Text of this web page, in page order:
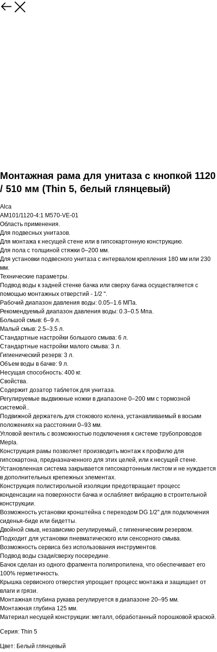
Монтажная рама для унитаза с кнопкой 1120
/ 510 мм (Thin 5, белый глянцевый)
Alca
AM101/1120-4:1 M570-VE-01
Область применения.
Для подвесных унитазов.
Для монтажа к несущей стене или в гипсокартонную конструкцию.
Для пола с толщиной стяжки 0–200 мм.
Для установки подвесного унитаза с интервалом крепления 180 мм или 230
мм.
Технические параметры.
Подвод воды к задней стенке бачка или сверху бачка осуществляется с
помощью монтажных отверстий - 1/2 ".
Рабочий диапазон давления воды: 0.05–1.6 МПа.
Рекомендуемый диапазон давления воды: 0.3–0.5 Мпа.
Большой смыв: 6–9 л.
Малый смыв: 2.5–3.5 л.
Стандартные настройки большого смыва: 6 л.
Стандартные настройки малого смыва: 3 л.
Гигиенический резерв: 3 л.
Объем воды в бачке: 9 л.
Несущая способность: 400 кг.
Свойства.
Содержит дозатор таблеток для унитаза.
Регулируемые выдвижные ножки в диапазоне 0–200 мм с тормозной
системой..
Подвижной держатель для стокового колена, устанавливаемый в восьми
положениях на расстоянии 0–93 мм.
Угловой вентиль с возможностью подключения к системе трубопроводов
Mepla.
Конструкция рамы позволяет производить монтаж к профилю для
гипсокартона, предназначенного для этих целей, или к несущей стене.
Установленная система закрывается гипсокартонным листом и не нуждается
в дополнительных крепежных элементах.
Конструкция полистирольной изоляции предотвращает процесс
конденсации на поверхности бачка и ослабляет вибрацию в строительной
конструкции.
Возможность установки кронштейна с переходом DG 1/2" для подключения
сиденья-биде или бидетты.
Двойной смыв, независимо регулируемый, с гигиеническим резервом.
Подходит для установки пневматического или сенсорного смыва.
Возможность сервиса без использования инструментов.
Подвод воды сзади/сверху посередине.
Бачок сделан из одного фрагмента полипропилена, что обеспечивает его
100% герметичность.
Крышка сервисного отверстия упрощает процесс монтажа и защищает от
влаги и грязи.
Монтажная глубина рукава регулируется в диапазоне 20–95 мм.
Монтажная глубина 125 мм.
Материал несущей конструкции: металл, обработанный порошковой краской.
Серия: Thin 5
Цвет: Белый глянцевый